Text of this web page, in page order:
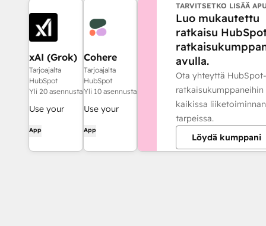
xAI (Grok)
workflow
action
Tarjoajalta
HubSpot
Yli 20 asennusta
Use your
account
when using
App
Cohere
workflow
action
Tarjoajalta
HubSpot
Yli 10 asennusta
Use your
account
when using
App
TARVITSETKO LISÄÄ
Luo mukautettu
ratkaisu
avulla.
Ota yhteyttä HubSpot-
ratkaisukumppaneihin
kaikissa liiketoiminnan
tarpeissa.
Löydä kumppani